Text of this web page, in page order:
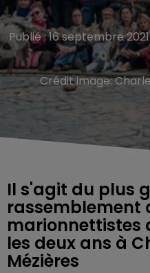
Publié : 16 septembre
Crédit image:
Il s'agit du plus
rassemblement
marionnettistes
les deux ans à
Mézières